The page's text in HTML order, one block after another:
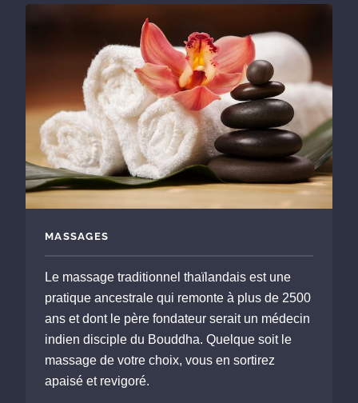
MASSAGES
Le massage traditionnel thaïlandais est une
pratique ancestrale qui remonte à plus de 2500
ans et dont le père fondateur serait un médecin
indien disciple du Bouddha. Quelque soit le
massage de votre choix, vous en sortirez
apaisé et revigoré.